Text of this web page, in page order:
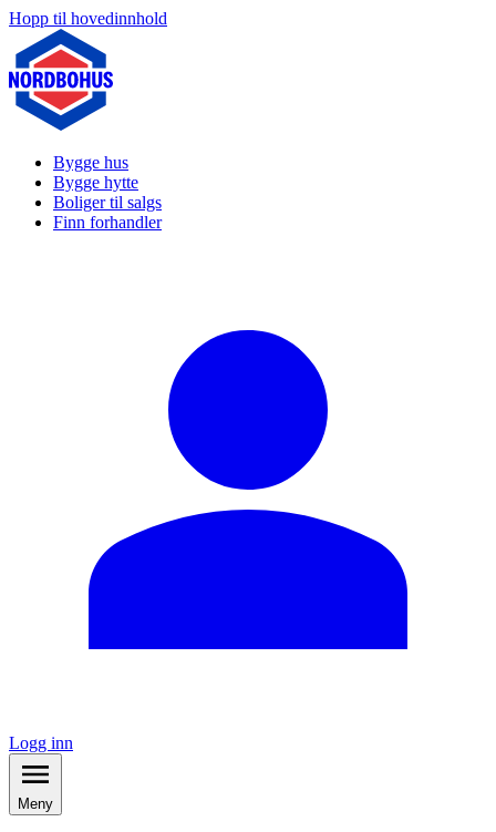
Hopp til hovedinnhold
Bygge hus
Bygge hytte
Boliger til salgs
Finn forhandler
Logg inn
Meny